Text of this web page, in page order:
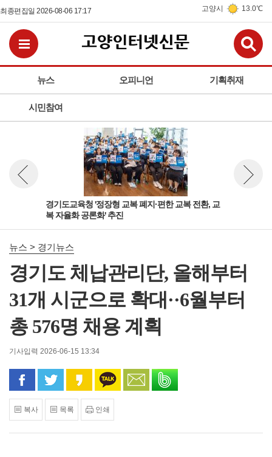
최종편집일 2026-08-06 17:17 고양시 13.0℃
뉴스 오피니언 기획취재
시민참여
전체메뉴보기
경기도교육청 '정장형 교복 폐지·편한 교복 전환, 교
복 자율화 공론화' 추진
뉴스 이전보기
뉴스 > 경기뉴스
경기도 체납관리단, 올해부터
31개 시군으로 확대··6월부터
총 576명 채용 계획
기사입력 2026-06-15 13:34
페이스북으로 공유
트위터로 공유카카오 스토리로 공유
카카오톡으로 공유
문자로 공유
복사 목록 인쇄